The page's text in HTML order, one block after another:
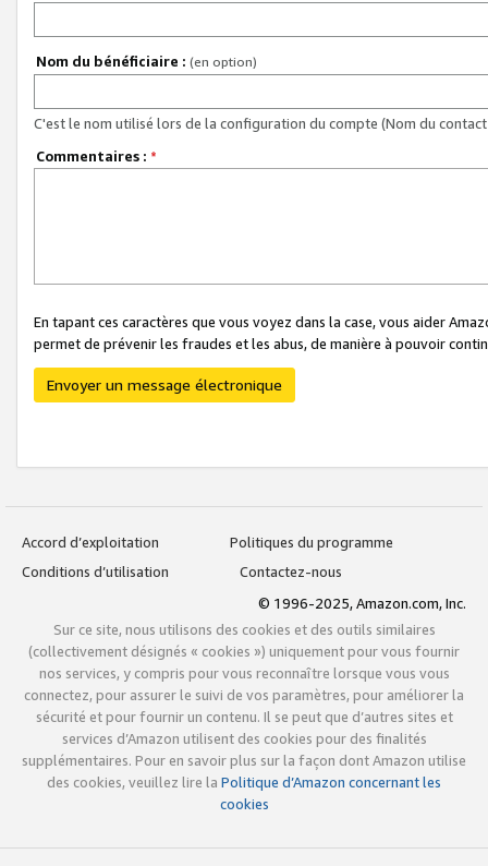
Nom du bénéficiaire : (en option)
C'est le nom utilisé lors de la configuration du compte (Nom du
Commentaires : *
En tapant ces caractères que vous voyez dans la case, vous aider
permet de prévenir les fraudes et les abus, de manière à pouvoir
Envoyer un message électronique
Accord d’exploitation
Politiques du programme
Conditions d’utilisation
Contactez-nous
© 1996-2025, Amazon.com, Inc.
Sur ce site, nous utilisons des cookies et des outils similaires
(collectivement désignés « cookies ») uniquement pour vous fournir
nos services, y compris pour vous reconnaître lorsque vous vous
connectez, pour assurer le suivi de vos paramètres, pour améliorer la
sécurité et pour fournir un contenu. Il se peut que d’autres sites et
services d’Amazon utilisent des cookies pour des finalités
supplémentaires. Pour en savoir plus sur la façon dont Amazon utilise
des cookies, veuillez lire la Politique d’Amazon concernant les
cookies